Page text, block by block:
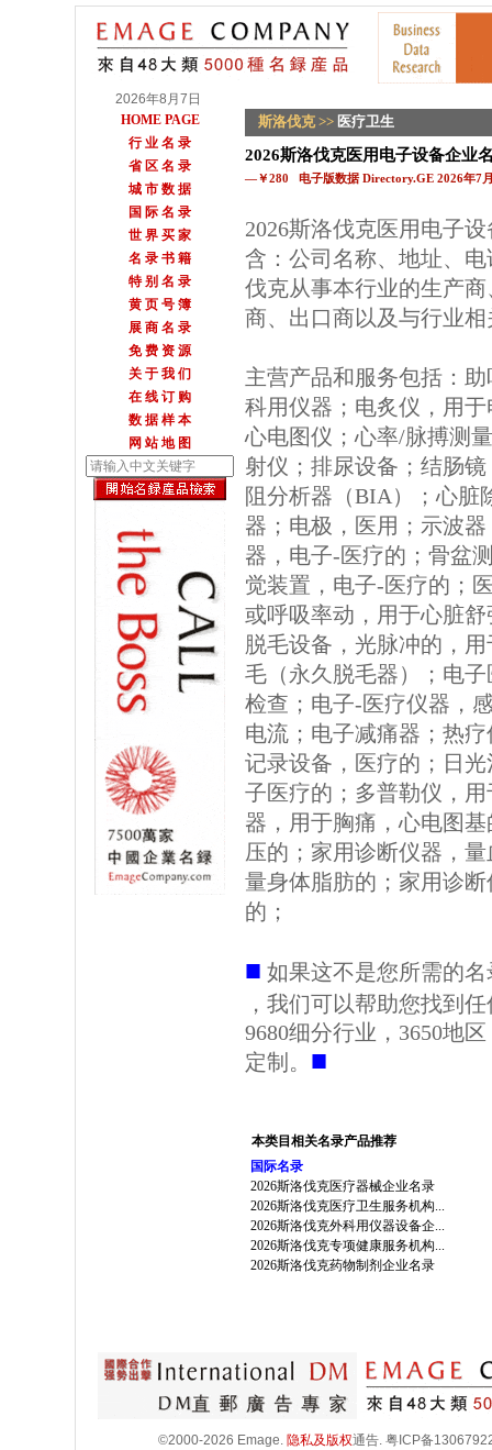
2026年8月7日
HOME PAGE
行 业 名 录
省 区 名 录
城 市 数 据
国 际 名 录
世 界 买 家
名 录 书 籍
特 别 名 录
黄 页 号 簿
展 商 名 录
免 费 资 源
关 于 我 们
在 线 订 购
数 据 样 本
网 站 地 图
斯洛伐克 >> 医疗卫生
2026斯洛伐克医用电子设备企业
—￥280 电子版数据 Directory.GE 2026年7
2026斯洛伐克医用电子
含：公司名称、地址、
伐克从事本行业的生产
商、出口商以及与行业
主营产品和服务包括：
科用仪器；电炙仪，用
心电图仪；心率/脉搏测
射仪；排尿设备；结肠
阻分析器（BIA）；心脏
器；电极，医用；示波
器，电子-医疗的；骨盆
觉装置，电子-医疗的；
或呼吸率动，用于心脏
脱毛设备，光脉冲的，
毛（永久脱毛器）；电
检查；电子-医疗仪器，
电流；电子减痛器；热
记录设备，医疗的；日
子医疗的；多普勒仪，
器，用于胸痛，心电图
压的；家用诊断仪器，
量身体脂肪的；家用诊
的；
■ 如果这不是您所需的
，我们可以帮助您找到
9680细分行业，3650地
定制。 ■
本类目相关名录产品推荐
国际名录
2026斯洛伐克医疗器械企业名录
2026斯洛伐克医疗卫生服务机构...
2026斯洛伐克外科用仪器设备企...
2026斯洛伐克专项健康服务机构...
2026斯洛伐克药物制剂企业名录
©2000-2026 Emage. 隐私及版权通告. 粤ICP备